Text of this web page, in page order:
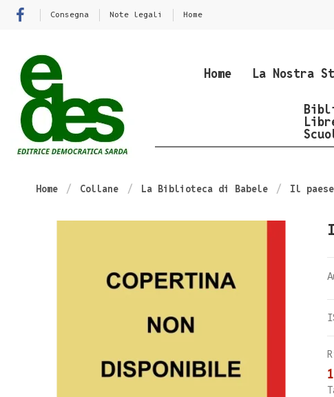
Consegna Note legali Home
Home La Nostra
Home Collane La Biblioteca di Babele Il